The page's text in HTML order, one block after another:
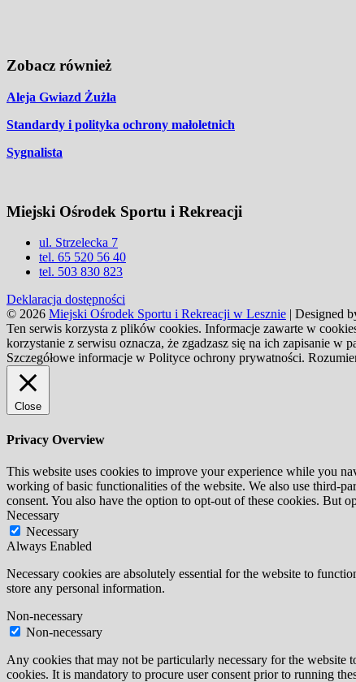
Zobacz również
Aleja Gwiazd Żużla
Standardy i polityka ochrony małoletnich
Sygnalista
Miejski Ośrodek Sportu i Rekreacji
ul. Strzelecka 7
tel. 65 520 56 40
tel. 503 830 823
Deklaracja dostępności
© 2026 Miejski Ośrodek Sportu i Rekreacji w Lesznie | Designed
Ten serwis korzysta z plików cookies. Informacje zawarte w
korzystanie z serwisu oznacza, że zgadzasz się na ich zapisanie
Szczegółowe informacje w Polityce ochrony prywatności.
Close
Privacy Overview
This website uses cookies to improve your experience while you
working of basic functionalities of the website. We also use third-
consent. You also have the option to opt-out of these cookies. But
Necessary
Necessary
Always Enabled
Necessary cookies are absolutely essential for the website to
store any personal information.
Non-necessary
Non-necessary
Any cookies that may not be particularly necessary for the website
cookies. It is mandatory to procure user consent prior to running